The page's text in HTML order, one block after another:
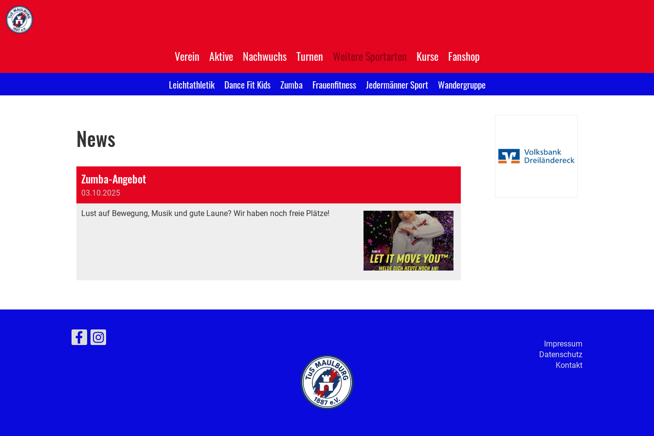
Verein Aktive Nachwuchs Turnen Weitere Sportarten Kurse Fanshop
Leichtathletik Dance Fit Kids Zumba Frauenfitness Jedermänner Sport Wandergruppe
News
Zumba-Angebot
03.10.2025
Lust auf Bewegung, Musik und gute Laune? Wir haben noch freie Plätze!
Impressum
Datenschutz
Kontakt